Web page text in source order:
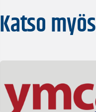
Katso myös